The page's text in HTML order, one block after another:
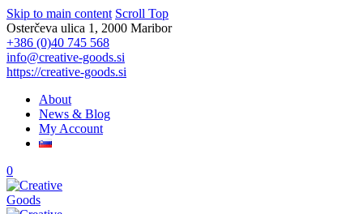
Skip to main content Scroll Top
Osterčeva ulica 1, 2000 Maribor
+386 (0)40 745 568
info@creative-goods.si
https://creative-goods.si
About
News & Blog
My Account
0